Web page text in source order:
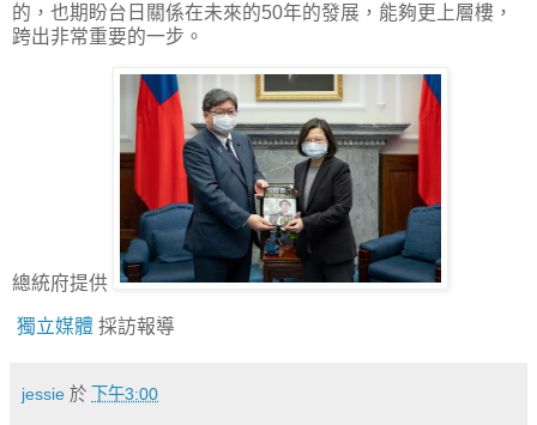
的，也期盼台日關係在未來的50年的發展，能夠更上層樓，
跨出非常重要的一步。
總統府提供
獨立媒體 採訪報導
jessie 於 下午3:00